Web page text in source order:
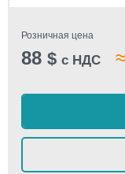
Розничная цена
88 $ с НДС ≈